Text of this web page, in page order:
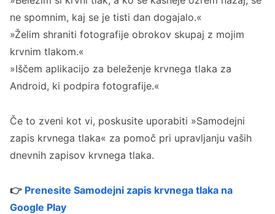
ne spomnim, kaj se je tisti dan dogajalo.«
»Želim shraniti fotografije obrokov skupaj z mojim
krvnim tlakom.«
»Iščem aplikacijo za beleženje krvnega tlaka za
Android, ki podpira fotografije.«
Če to zveni kot vi, poskusite uporabiti »Samodejni
zapis krvnega tlaka« za pomoč pri upravljanju vaših
dnevnih zapisov krvnega tlaka.
👉 Prenesite Samodejni zapis krvnega tlaka na
Google Play